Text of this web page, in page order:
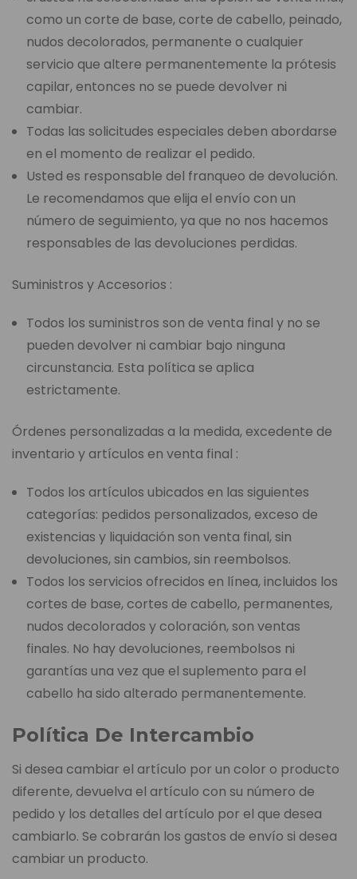
como un corte de base, corte de cabello, peinado,
nudos decolorados, permanente o cualquier
servicio que altere permanentemente la prótesis
capilar, entonces no se puede devolver ni
cambiar.
Todas las solicitudes especiales deben abordarse
en el momento de realizar el pedido.
Usted es responsable del franqueo de devolución.
Le recomendamos que elija el envío con un
número de seguimiento, ya que no nos hacemos
responsables de las devoluciones perdidas.
Suministros y Accesorios :
Todos los suministros son de venta final y no se
pueden devolver ni cambiar bajo ninguna
circunstancia. Esta política se aplica
estrictamente.
Órdenes personalizadas a la medida, excedente de
inventario y artículos en venta final :
Todos los artículos ubicados en las siguientes
categorías: pedidos personalizados, exceso de
existencias y liquidación son venta final, sin
devoluciones, sin cambios, sin reembolsos.
Todos los servicios ofrecidos en línea, incluidos los
cortes de base, cortes de cabello, permanentes,
nudos decolorados y coloración, son ventas
finales. No hay devoluciones, reembolsos ni
garantías una vez que el suplemento para el
cabello ha sido alterado permanentemente.
Política De Intercambio
Si desea cambiar el artículo por un color o producto
diferente, devuelva el artículo con su número de
pedido y los detalles del artículo por el que desea
cambiarlo. Se cobrarán los gastos de envío si desea
cambiar un producto.